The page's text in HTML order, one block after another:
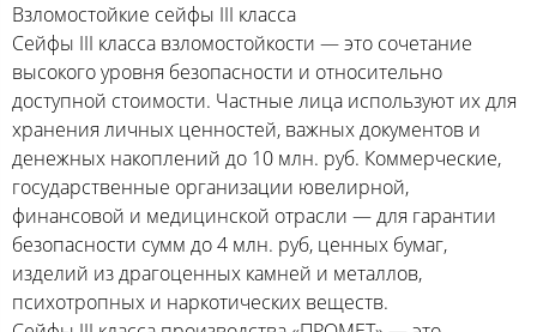
Взломостойкие сейфы III класса
Сейфы III класса взломостойкости — это сочетание
высокого уровня безопасности и относительно
доступной стоимости. Частные лица используют их для
хранения личных ценностей, важных документов и
денежных накоплений до 10 млн. руб. Коммерческие,
государственные организации ювелирной,
финансовой и медицинской отрасли — для гарантии
безопасности сумм до 4 млн. руб, ценных бумаг,
изделий из драгоценных камней и металлов,
психотропных и наркотических веществ.